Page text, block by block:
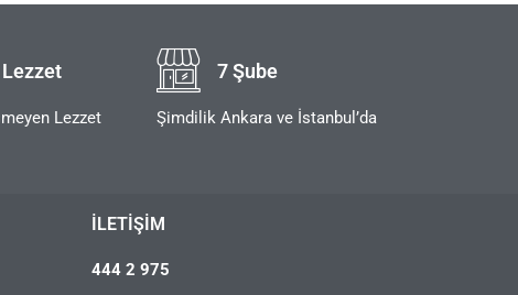
Lezzet
Lezzet
7 Şube
Şimdilik Ankara ve İstanbul’da
İLETIŞIM
444 2 975